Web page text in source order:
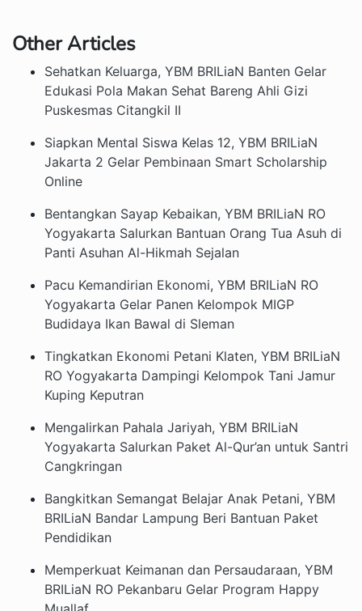
Other Articles
Sehatkan Keluarga, YBM BRILiaN Banten Gelar
Edukasi Pola Makan Sehat Bareng Ahli Gizi
Puskesmas Citangkil II
Siapkan Mental Siswa Kelas 12, YBM BRILiaN
Jakarta 2 Gelar Pembinaan Smart Scholarship
Online
Bentangkan Sayap Kebaikan, YBM BRILiaN RO
Yogyakarta Salurkan Bantuan Orang Tua Asuh di
Panti Asuhan Al-Hikmah Sejalan
Pacu Kemandirian Ekonomi, YBM BRILiaN RO
Yogyakarta Gelar Panen Kelompok MIGP
Budidaya Ikan Bawal di Sleman
Tingkatkan Ekonomi Petani Klaten, YBM BRILiaN
RO Yogyakarta Dampingi Kelompok Tani Jamur
Kuping Keputran
Mengalirkan Pahala Jariyah, YBM BRILiaN
Yogyakarta Salurkan Paket Al-Qur’an untuk Santri
Cangkringan
Bangkitkan Semangat Belajar Anak Petani, YBM
BRILiaN Bandar Lampung Beri Bantuan Paket
Pendidikan
Memperkuat Keimanan dan Persaudaraan, YBM
BRILiaN RO Pekanbaru Gelar Program Happy